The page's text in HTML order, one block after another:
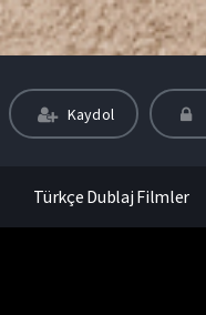
Kaydol
Türkçe Dublaj Filmler